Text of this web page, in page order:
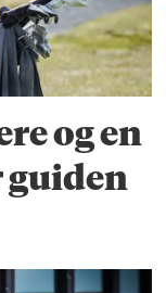
og en
guiden